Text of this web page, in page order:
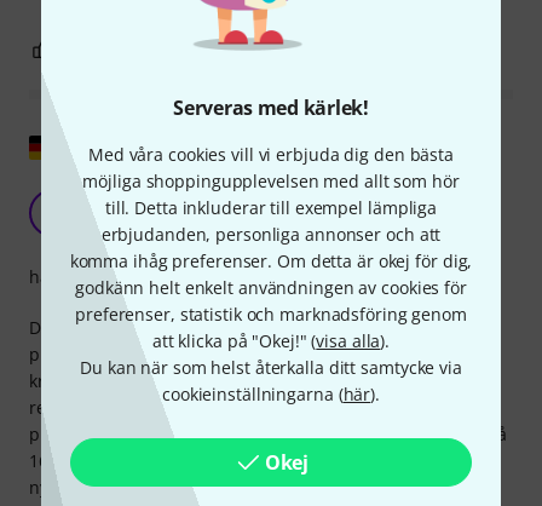
Serveras med kärlek!
Med våra cookies vill vi erbjuda dig den bästa
möjliga shoppingupplevelsen med allt som hör
till. Detta inkluderar till exempel lämpliga
erbjudanden, personliga annonser och att
komma ihåg preferenser. Om detta är okej för dig,
godkänn helt enkelt användningen av cookies för
preferenser, statistik och marknadsföring genom
att klicka på "Okej!" (visa alla).
Du kan när som helst återkalla ditt samtycke via
cookieinställningarna (här).
Okej
ANMÄL RECENSION
Visa original
Idealisk för högljudda orkesterpassager
LukSchwa 12.09.2018
Denna pinne är idealisk för orkesterbruk, eftersom den
producerar ett fylligt och rikt ljud utan att kräva överdriven
kraft. Dessutom är jag imponerad av dess exceptionellt
responsiva känsla. Jag rekommenderar dock endast denna
pinne för högre passager, eftersom dess rejäla diameter på
16,7 mm snabbt kan bli för hög. Om ett mer delikat och
nyanserat ljud behövs rekommenderar jag därför en pinne
hantverkskvalitet